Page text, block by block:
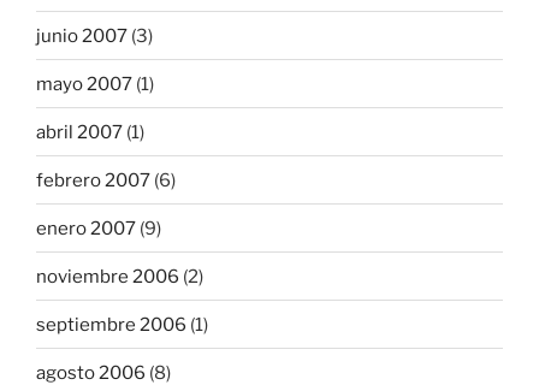
junio 2007 (3)
mayo 2007 (1)
abril 2007 (1)
febrero 2007 (6)
enero 2007 (9)
noviembre 2006 (2)
septiembre 2006 (1)
agosto 2006 (8)